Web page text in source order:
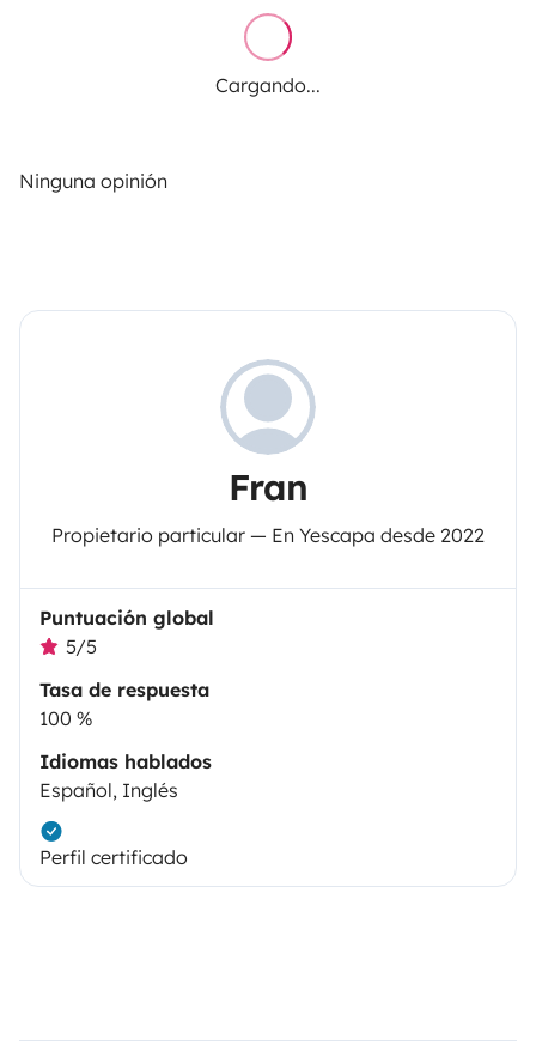
Cargando...
Ninguna opinión
Fran
Propietario particular — En Yescapa desde 2022
Puntuación global
5/5
Tasa de respuesta
100 %
Idiomas hablados
Español, Inglés
Perfil certificado